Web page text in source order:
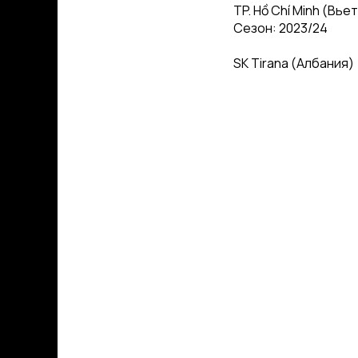
TP. Hồ Chí Minh
Сезон: 2023/24
SK Tirana (Албания)